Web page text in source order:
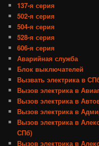
137-я серия
502-я серия
504-я серия
528-я серия
606-я серия
Аварийная служба
Блок выключателей
Вызвать электрика в
Вызов электрика в
Вызов электрика в
Вызов электрика в
Вызов электрика в
СПб)
Вызов электрика в